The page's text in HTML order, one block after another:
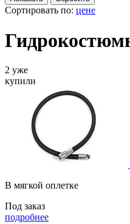
Сортировать по: цене
2 уже
купили
В мягкой оплетке
Под заказ
подробнее